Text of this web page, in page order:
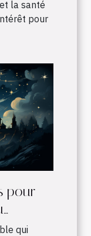
la santé
pour
pour
qui